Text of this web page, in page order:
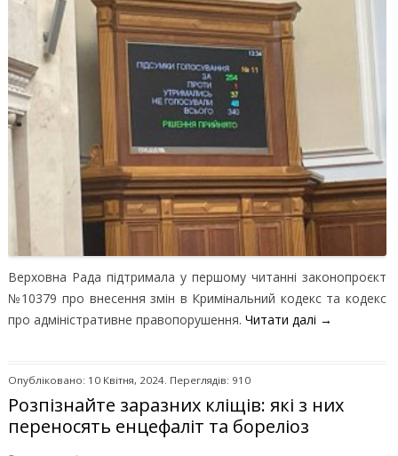
Верховна Рада підтримала у першому читанні законопроєкт
№10379 про внесення змін в Кримінальний кодекс та кодекс
про адміністративне правопорушення. Читати далі →
Опубліковано: 10 Квітня, 2024. Переглядів: 910
Розпізнайте заразних кліщів: які з них
переносять енцефаліт та бореліоз